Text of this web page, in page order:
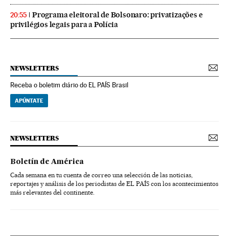
20:55
Programa eleitoral de Bolsonaro: privatizações e
privilégios legais para a Polícia
NEWSLETTERS
Receba o boletim diário do EL PAÍS Brasil
APÚNTATE
NEWSLETTERS
Boletín de América
Cada semana en tu cuenta de correo una selección de las noticias,
reportajes y análisis de los periodistas de EL PAÍS con los acontecimientos
más relevantes del continente.